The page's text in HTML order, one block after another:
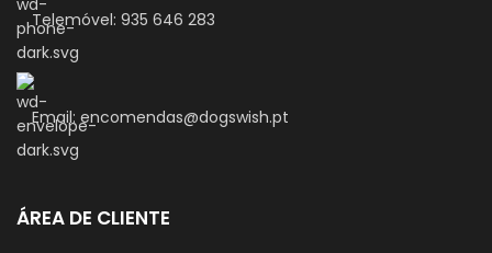
Telemóvel: 935 646 283
Email: encomendas@dogswish.pt
ÁREA DE CLIENTE